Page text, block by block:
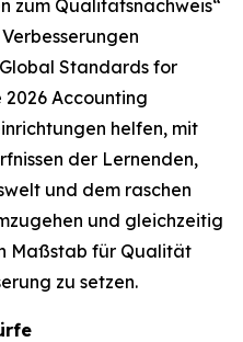
zum Qualitätsnachweis“
Standards for
2026 Accounting
helfen, mit
der Lernenden,
und dem raschen
und gleichzeitig
Maßstab für Qualität
zu setzen.